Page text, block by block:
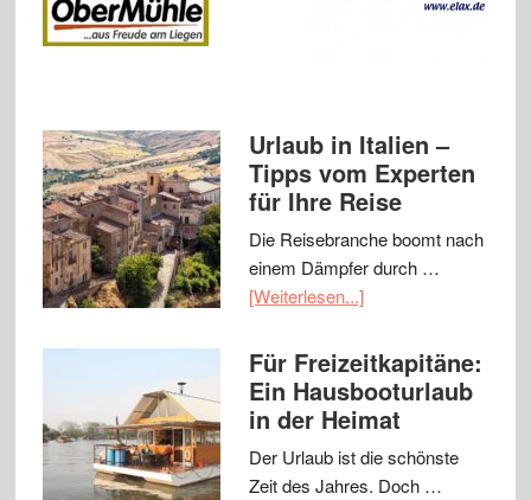
Urlaub in Italien –
Tipps vom Experten
für Ihre Reise
Die Reisebranche boomt nach
einem Dämpfer durch …
[Weiterlesen...]
Für Freizeitkapitäne:
Ein Hausbooturlaub
in der Heimat
Der Urlaub ist die schönste
Zeit des Jahres. Doch …